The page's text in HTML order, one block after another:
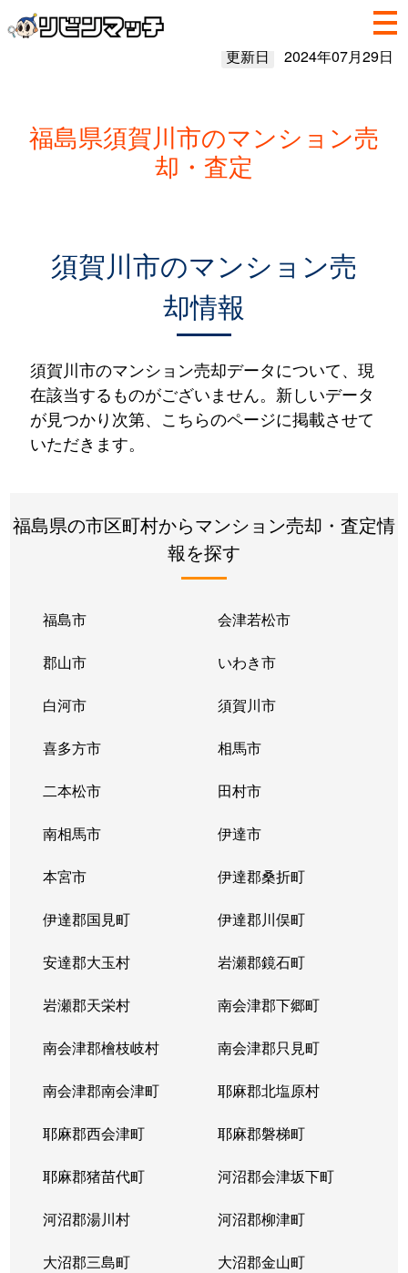
更新日 2024年07月29日
福島県須賀川市のマンション売
却・査定
須賀川市のマンション売
却情報
須賀川市のマンション売却データについて、現
在該当するものがございません。新しいデータ
が見つかり次第、こちらのページに掲載させて
いただきます。
福島県の市区町村からマンション売却・査定情
報を探す
福島市 会津若松市
郡山市 いわき市
白河市 須賀川市
喜多方市 相馬市
二本松市 田村市
南相馬市 伊達市
本宮市 伊達郡桑折町
伊達郡国見町 伊達郡川俣町
安達郡大玉村 岩瀬郡鏡石町
岩瀬郡天栄村 南会津郡下郷町
南会津郡檜枝岐村 南会津郡只見町
南会津郡南会津町 耶麻郡北塩原村
耶麻郡西会津町 耶麻郡磐梯町
耶麻郡猪苗代町 河沼郡会津坂下町
河沼郡湯川村 河沼郡柳津町
大沼郡三島町 大沼郡金山町